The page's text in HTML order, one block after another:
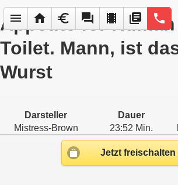
menu home euro forum local_movies library_books phone
Appetite for Human
Toilet. Mann, ist
Wurst
Darsteller Dauer
Mistress-Brown
23:52 Min.
Jetzt freischalten